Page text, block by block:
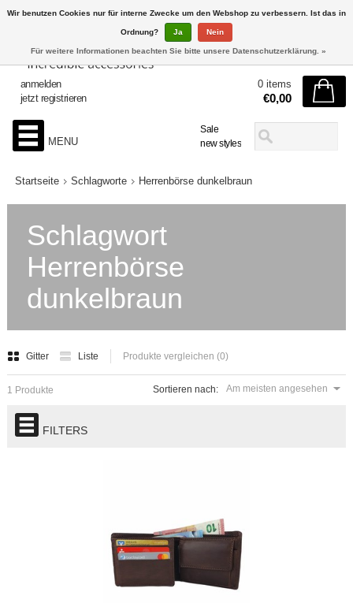
Sale
new styles
anmelden
jetzt registrieren
0 items
€0,00
MENU
Startseite Schlagworte Herrenbörse dunkelbraun
Schlagwort
Herrenbörse
dunkelbraun
Gitter Liste Produkte vergleichen (0)
Sortieren nach: Am meisten angesehen
1 Produkte
FILTERS
Wir benutzen Cookies nur für interne Zwecke um den Webshop zu verbessern. Ist das in
Ordnung? Ja Nein
Für weitere Informationen beachten Sie bitte unsere Datenschutzerklärung. »